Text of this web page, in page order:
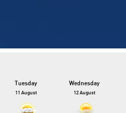
Tuesday
11 August
Wednesday
12 August